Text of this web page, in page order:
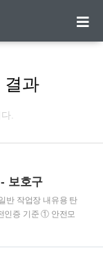
결과
.
보호구
반 작업장 내유용 탄
인증 기준 ① 안전모
초과하지 않을 것
준에 해당하는 안전